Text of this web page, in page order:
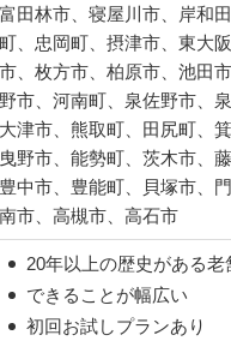
富田林市、寝屋川市、岸和
町、忠岡町、摂津市、東大
市、枚方市、柏原市、池田
野市、河南町、泉佐野市、
大津市、熊取町、田尻町、
曳野市、能勢町、茨木市、藤
豊中市、豊能町、貝塚市、
南市、高槻市、高石市
20年以上の歴史がある老
できることが幅広い
初回お試しプランあり